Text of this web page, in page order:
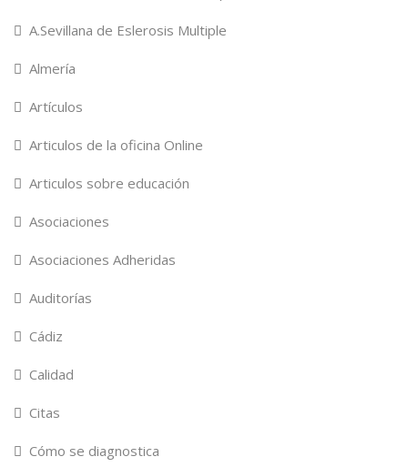
A.Sevillana de Eslerosis Multiple
Almería
Artículos
Articulos de la oficina Online
Articulos sobre educación
Asociaciones
Asociaciones Adheridas
Auditorías
Cádiz
Calidad
Citas
Cómo se diagnostica